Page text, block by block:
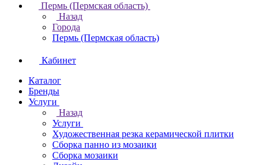
Пермь (Пермская область)
Назад
Города
Пермь (Пермская область)
Кабинет
Каталог
Бренды
Услуги
Назад
Услуги
Художественная резка керамической плитки
Сборка панно из мозаики
Сборка мозаики